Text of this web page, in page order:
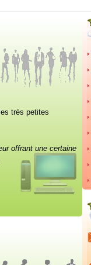
très petites
offrant une certaine